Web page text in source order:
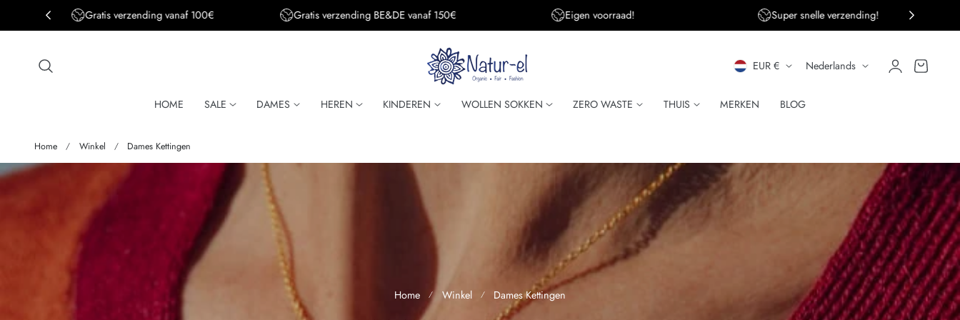
de inhoud Gratis verzending vanaf 100€ Gratis verzending BE&DE vanaf 150€ Eigen voorraad! Super snelle verzending!
HOME SALE DAMES HEREN KINDEREN WOLLEN SOKKEN ZERO WASTE THUIS MERKEN BLOG
L
A
D
/
I
EUR €
T
A
L
Nederlands Inloggen
Winkelwagen
Home Winkel Dames Kettingen
Home Winkel Dames Kettingen